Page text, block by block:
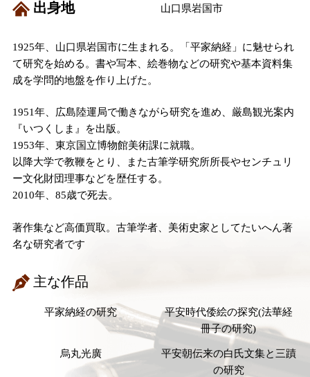
出身地 山口県岩国市
1925年、山口県岩国市に生まれる。「平家納経」に魅せられ
て研究を始める。書や写本、絵巻物などの研究や基本資料集
成を学問的地盤を作り上げた。
1951年、広島陸運局で働きながら研究を進め、厳島観光案内
『いつくしま』を出版。
1953年、東京国立博物館美術課に就職。
以降大学で教鞭をとり、また古筆学研究所所長やセンチュリ
ー文化財団理事などを歴任する。
2010年、85歳で死去。
著作集など高価買取。古筆学者、美術史家としてたいへん著
名な研究者です
主な作品
平家納経の研究
平安時代倭絵の探究(法華経
冊子の研究)
烏丸光廣
平安朝伝来の白氏文集と三蹟
の研究